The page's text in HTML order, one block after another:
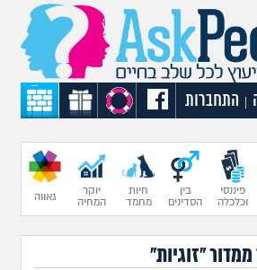
התחברות
פיננסי
וכלכלה
בין
הסדינים
חיות
מחמד
יוקר
המחיה
גאווה
ממדור "זוגיות"